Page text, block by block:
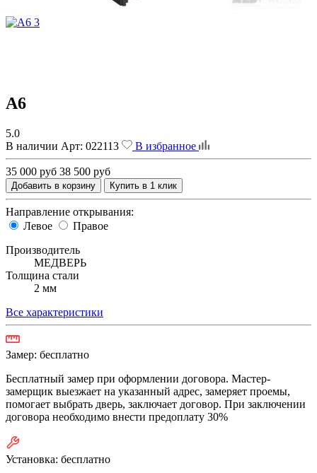
A6
5.0
В наличии Арт: 022113 В избранное
35 000 руб 38 500 руб
Добавить в корзину Купить в 1 клик
Направление открывания:
Левое
Правое
Производитель
МЕДВЕРЬ
Толщина стали
2 мм
Все характеристики
Замер: бесплатно
Бесплатный замер при оформлении договора. Мастер-
замерщик выезжает на указанный адрес, замеряет проемы,
помогает выбрать дверь, заключает договор. При заключении
договора необходимо внести предоплату 30%
Установка: бесплатно